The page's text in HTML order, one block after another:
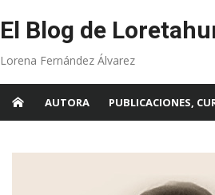
El Blog de
Lorena Fernández Álvarez
AUTORA PUBLICACIONES,